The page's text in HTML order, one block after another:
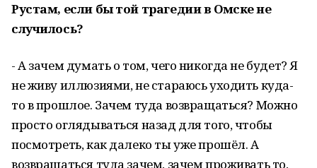
Рустам, если бы той трагедии в Омске не
случилось?
- А зачем думать о том, чего никогда не будет? Я
не живу иллюзиями, не стараюсь уходить куда-
то в прошлое. Зачем туда возвращаться? Можно
просто оглядываться назад для того, чтобы
посмотреть, как далеко ты уже прошёл. А
возвращаться туда зачем, зачем проживать то,